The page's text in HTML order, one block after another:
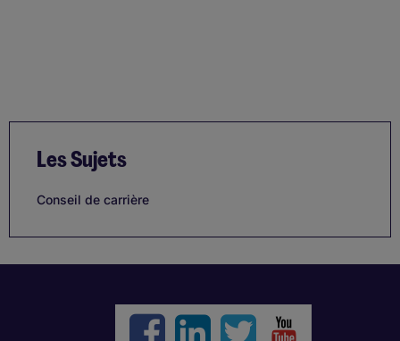
Les Sujets
Conseil de carrière